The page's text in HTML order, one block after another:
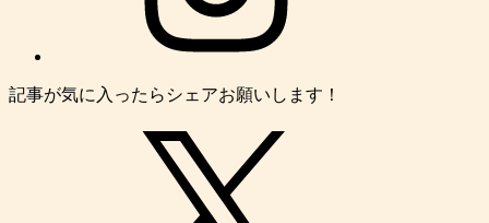
記事が気に入ったらシェアお願いします！